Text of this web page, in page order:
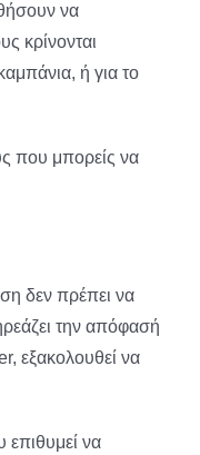
να
κρίνονται
ή για το
που μπορείς να
δεν πρέπει να
την απόφασή
εξακολουθεί να
επιθυμεί να